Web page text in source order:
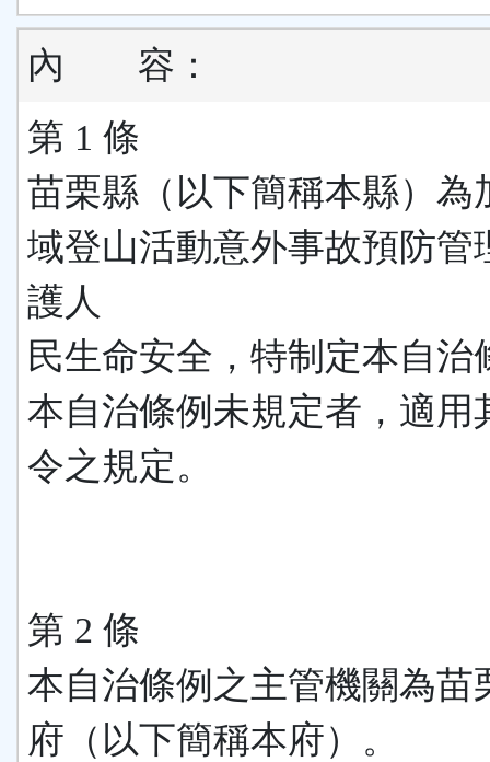
內 容：
第 1 條
苗栗縣（以下簡稱本縣）為
域登山活動意外事故預防管
護人
民生命安全，特制定本自治
本自治條例未規定者，適用
令之規定。
第 2 條
本自治條例之主管機關為苗
府（以下簡稱本府）。